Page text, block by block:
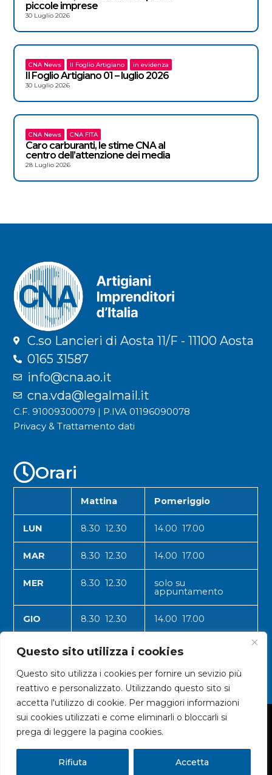
Questo sito utilizza i cookies
Questo sito utilizza i cookies per fornire un sevizio più
reattivo e personalizzato. Utilizzando questo sito si
accetta l'utilizzo di cookie. Per maggiori informazioni
sui cookies utilizzati e come eliminarli o bloccarli si
prega di leggere la pagina cookies.
Rifiuta Accetta
piccole imprese
30 Luglio 2026
CNA News Il Foglio Artigiano in evidenza
Il Foglio Artigiano 01 – luglio 2026
30 Luglio 2026
CNA News CNA FITA
Caro carburanti, le stime CNA al
centro dell’attenzione dei media
28 Luglio 2026
C.so Lancieri di Aosta 11/F - 11100 Aosta
0165 31587
info@cna.ao.it
cna.vda@legalmail.it
C.F. 91009300079 | P.IVA 01196090078
Privacy & Trattamento dati
Orari
Mattina Pomeriggio
LUN 8.30 12.30 14.00 17.00
MAR 8.30 12.30 14.00 17.00
MER 8.30 12.30 solo su
appuntamento
GIO 8.30 12.30 14.00 17.00
VEN 8.30 12.30 14.00 17.00